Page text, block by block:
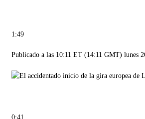
1:49
Publicado a las 10:11 ET (14:11 GMT) lunes
0:41